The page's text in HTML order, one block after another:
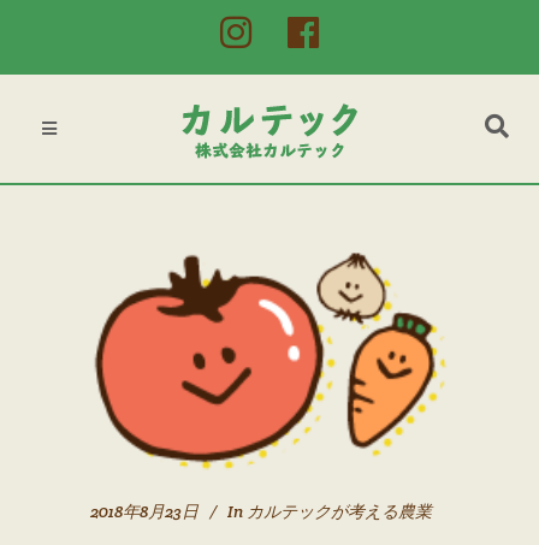
2018年8月23日 In カルテックが考える農業